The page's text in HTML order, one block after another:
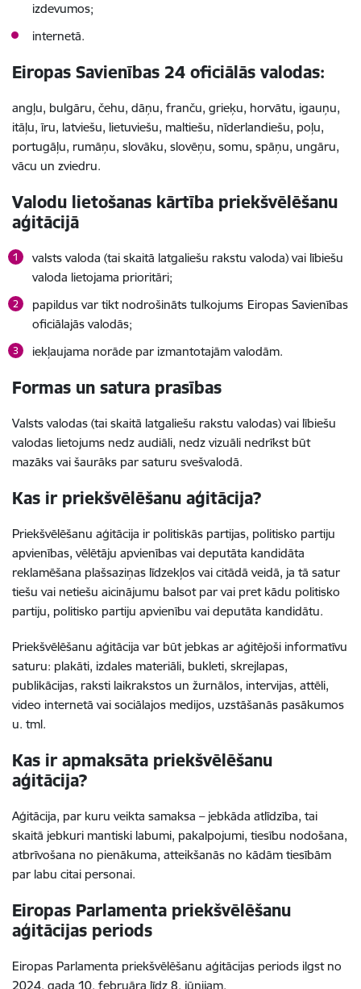
izdevumos;
internetā.
Eiropas Savienības 24 oficiālās valodas:
angļu, bulgāru, čehu, dāņu, franču, grieķu, horvātu, igauņu,
itāļu, īru, latviešu, lietuviešu, maltiešu, nīderlandiešu, poļu,
portugāļu, rumāņu, slovāku, slovēņu, somu, spāņu, ungāru,
vācu un zviedru.
Valodu lietošanas kārtība priekšvēlēšanu
aģitācijā
valsts valoda (tai skaitā latgaliešu rakstu valoda) vai lībiešu
valoda lietojama prioritāri;
papildus var tikt nodrošināts tulkojums Eiropas Savienības
oficiālajās valodās;
iekļaujama norāde par izmantotajām valodām.
Formas un satura prasības
Valsts valodas (tai skaitā latgaliešu rakstu valodas) vai lībiešu
valodas lietojums nedz audiāli, nedz vizuāli nedrīkst būt
mazāks vai šaurāks par saturu svešvalodā.
Kas ir priekšvēlēšanu aģitācija?
Priekšvēlēšanu aģitācija ir politiskās partijas, politisko partiju
apvienības, vēlētāju apvienības vai deputāta kandidāta
reklamēšana plašsaziņas līdzekļos vai citādā veidā, ja tā satur
tiešu vai netiešu aicinājumu balsot par vai pret kādu politisko
partiju, politisko partiju apvienību vai deputāta kandidātu.
Priekšvēlēšanu aģitācija var būt jebkas ar aģitējoši informatīvu
saturu: plakāti, izdales materiāli, bukleti, skrejlapas,
publikācijas, raksti laikrakstos un žurnālos, intervijas, attēli,
video internetā vai sociālajos medijos, uzstāšanās pasākumos
u. tml.
Kas ir apmaksāta priekšvēlēšanu
aģitācija?
Aģitācija, par kuru veikta samaksa – jebkāda atlīdzība, tai
skaitā jebkuri mantiski labumi, pakalpojumi, tiesību nodošana,
atbrīvošana no pienākuma, atteikšanās no kādām tiesībām
par labu citai personai.
Eiropas Parlamenta priekšvēlēšanu
aģitācijas periods
Eiropas Parlamenta priekšvēlēšanu aģitācijas periods ilgst no
2024. gada 10. februāra līdz 8. jūnijam.